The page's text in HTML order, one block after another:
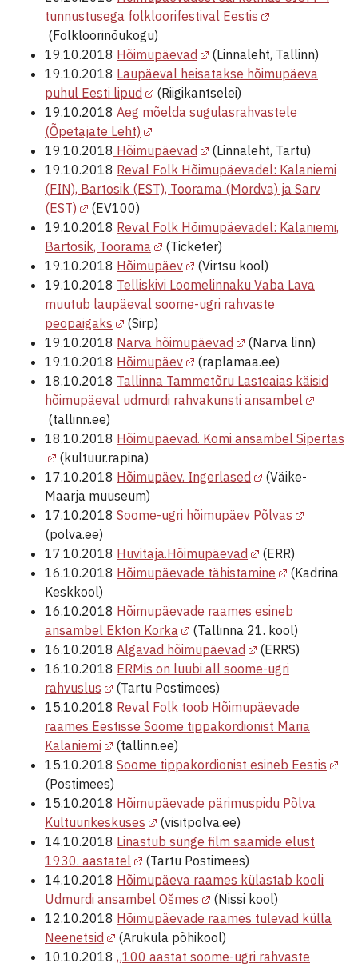
tunnustusega folkloorifestival Eestis
(Folkloorinõukogu)
19.10.2018 Hõimupäevad
(Linnaleht, Tallinn)
19.10.2018 Laupäeval heisatakse hõimupäeva
puhul Eesti lipud
(Riigikantselei)
19.10.2018 Aeg mõelda sugulasrahvastele
(Õpetajate Leht)
19.10.2018 Hõimupäevad
(Linnaleht, Tartu)
19.10.2018 Reval Folk Hõimupäevadel: Kalaniemi
(FIN), Bartosik (EST), Toorama (Mordva) ja Sarv
(EST)
(EV100)
19.10.2018 Reval Folk Hõimupäevadel: Kalaniemi,
Bartosik, Toorama
(Ticketer)
19.10.2018 Hõimupäev
(Virtsu kool)
19.10.2018 Telliskivi Loomelinnaku Vaba Lava
muutub laupäeval soome-ugri rahvaste
peopaigaks
(Sirp)
19.10.2018 Narva hõimupäevad
(Narva linn)
19.10.2018 Hõimupäev
(raplamaa.ee)
18.10.2018 Tallinna Tammetõru Lasteaias käisid
hõimupäeval udmurdi rahvakunsti ansambel
(tallinn.ee)
18.10.2018 Hõimupäevad. Komi ansambel Sipertas
(kultuur.rapina)
17.10.2018 Hõimupäev. Ingerlased
(Väike-
Maarja muuseum)
17.10.2018 Soome-ugri hõimupäev Põlvas
(polva.ee)
17.10.2018 Huvitaja.Hõimupäevad
(ERR)
16.10.2018 Hõimupäevade tähistamine
(Kadrina
Keskkool)
16.10.2018 Hõimupäevade raames esineb
ansambel Ekton Korka
(Tallinna 21. kool)
16.10.2018 Algavad hõimupäevad
(ERRS)
16.10.2018 ERMis on luubi all soome-ugri
rahvuslus
(Tartu Postimees)
15.10.2018 Reval Folk toob Hõimupäevade
raames Eestisse Soome tippakordionist Maria
Kalaniemi
(tallinn.ee)
15.10.2018 Soome tippakordionist esineb Eestis
(Postimees)
15.10.2018 Hõimupäevade pärimuspidu Põlva
Kultuurikeskuses
(visitpolva.ee)
14.10.2018 Linastub sünge film saamide elust
1930. aastatel
(Tartu Postimees)
14.10.2018 Hõimupäeva raames külastab kooli
Udmurdi ansambel Ošmes
(Nissi kool)
12.10.2018 Hõimupäevade raames tulevad külla
Neenetsid
(Aruküla põhikool)
10.10.2018 „100 aastat soome-ugri rahvaste